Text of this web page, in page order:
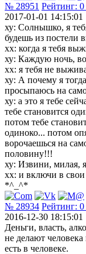
№ 28951 Рейтинг: 0
2017-01-01 14:15:01
ху: Солнышко, я
будешь из постели
xx: когда я тебя
ху: Каждую ночь,
хх: я тебя не
ху: А почему я
просыпаюсь на
ху: а это я тебе
тебе становится
потом тебе
одиноко... потом
ворочаешься на
половину!!!
ху: Извини, милая,
хх: и включи в
*^_^*
№ 28934 Рейтинг: 0
2016-12-30 18:15:01
Деньги, власть,
не делают
есть в человеке.